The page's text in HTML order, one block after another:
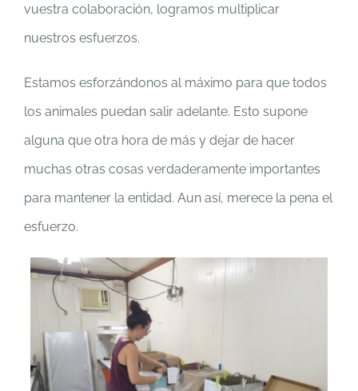
vuestra colaboración, logramos multiplicar
nuestros esfuerzos.
Estamos esforzándonos al máximo para que todos
los animales puedan salir adelante. Esto supone
alguna que otra hora de más y dejar de hacer
muchas otras cosas verdaderamente importantes
para mantener la entidad. Aun así, merece la pena el
esfuerzo.